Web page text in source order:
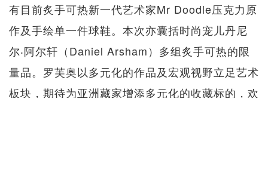
有目前炙手可热新一代艺术家Mr Doodle压克力原
作及手绘单一件球鞋。本次亦囊括时尚宠儿丹尼
尔‧阿尔轩（Daniel Arsham）多组炙手可热的限
量品。罗芙奥以多元化的作品及宏观视野立足艺术
板块，期待为亚洲藏家增添多元化的收藏标的，欢